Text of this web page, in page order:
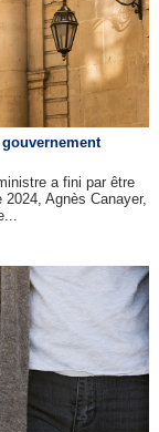
a fini par être
Agnès Canayer,